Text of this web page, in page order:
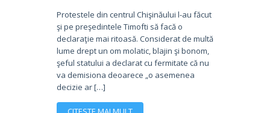
Protestele din centrul Chişinăului l-au făcut
şi pe preşedintele Timofti să facă o
declaraţie mai ritoasă. Considerat de multă
lume drept un om molatic, blajin şi bonom,
şeful statului a declarat cu fermitate că nu
va demisiona deoarece „o asemenea
decizie ar […]